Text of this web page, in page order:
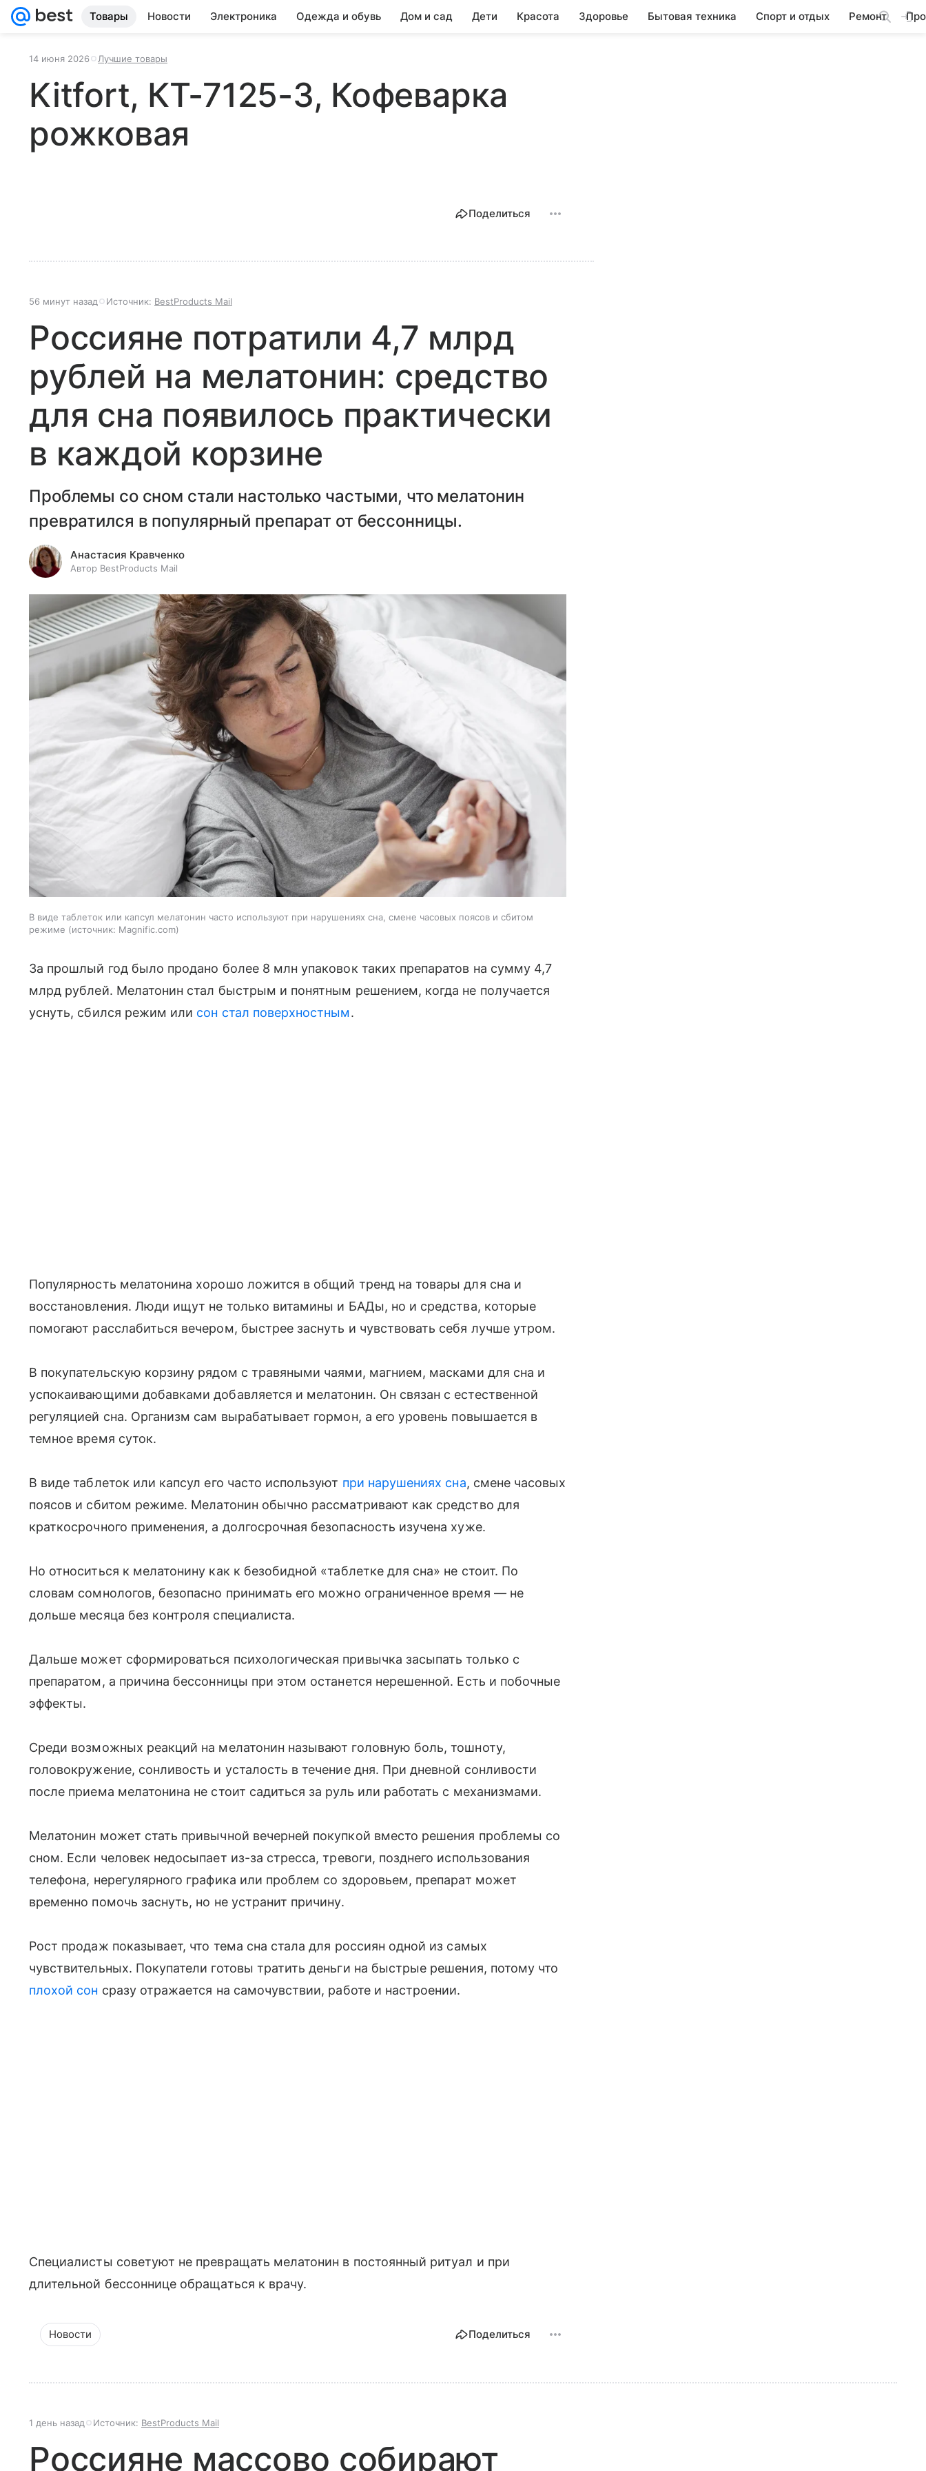
Товары Новости Электроника Одежда и обувь Дом и сад Дети Красота Здоровье Бытовая техника Спорт и отдых Ремонт
14 июня 2026 Лучшие товары
Kitfort, КТ-7125-3, Кофеварка
рожковая
Поделиться
56 минут назад Источник: BestProducts Mail
Россияне потратили 4,7 млрд
рублей на мелатонин: средство
для сна появилось практически
в каждой корзине
Проблемы со сном стали настолько частыми, что мелатонин
превратился в популярный препарат от бессонницы.
Анастасия Кравченко
Автор BestProducts Mail
В виде таблеток или капсул мелатонин часто используют при нарушениях сна, смене часовых поясов и сбитом
режиме
источник: Magnific.com
За прошлый год было продано более 8 млн упаковок таких препаратов на сумму 4,7
млрд рублей. Мелатонин стал быстрым и понятным решением, когда не получается
уснуть, сбился режим или сон стал поверхностным.
Популярность мелатонина хорошо ложится в общий тренд на товары для сна и
восстановления. Люди ищут не только витамины и БАДы, но и средства, которые
помогают расслабиться вечером, быстрее заснуть и чувствовать себя лучше утром.
В покупательскую корзину рядом с травяными чаями, магнием, масками для сна и
успокаивающими добавками добавляется и мелатонин. Он связан с естественной
регуляцией сна. Организм сам вырабатывает гормон, а его уровень повышается в
темное время суток.
В виде таблеток или капсул его часто используют при нарушениях сна, смене часовых
поясов и сбитом режиме. Мелатонин обычно рассматривают как средство для
краткосрочного применения, а долгосрочная безопасность изучена хуже.
Но относиться к мелатонину как к безобидной «таблетке для сна» не стоит. По
словам сомнологов, безопасно принимать его можно ограниченное время — не
дольше месяца без контроля специалиста.
Дальше может сформироваться психологическая привычка засыпать только с
препаратом, а причина бессонницы при этом останется нерешенной. Есть и побочные
эффекты.
Среди возможных реакций на мелатонин называют головную боль, тошноту,
головокружение, сонливость и усталость в течение дня. При дневной сонливости
после приема мелатонина не стоит садиться за руль или работать с механизмами.
Мелатонин может стать привычной вечерней покупкой вместо решения проблемы со
сном. Если человек недосыпает из-за стресса, тревоги, позднего использования
телефона, нерегулярного графика или проблем со здоровьем, препарат может
временно помочь заснуть, но не устранит причину.
Рост продаж показывает, что тема сна стала для россиян одной из самых
чувствительных. Покупатели готовы тратить деньги на быстрые решения, потому что
плохой сон сразу отражается на самочувствии, работе и настроении.
Специалисты советуют не превращать мелатонин в постоянный ритуал и при
длительной бессоннице обращаться к врачу.
Новости Поделиться
1 день назад Источник: BestProducts Mail
Россияне массово собирают